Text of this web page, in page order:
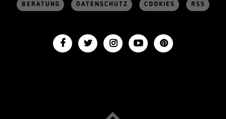
BERATUNG DATENSCHUTZ COOKIES RSS